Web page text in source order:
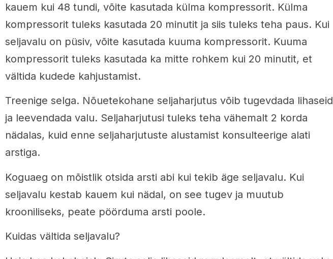
kauem kui 48 tundi, võite kasutada külma kompressorit. Külma
kompressorit tuleks kasutada 20 minutit ja siis tuleks teha paus. Kui
seljavalu on püsiv, võite kasutada kuuma kompressorit. Kuuma
kompressorit tuleks kasutada ka mitte rohkem kui 20 minutit, et
vältida kudede kahjustamist.
Treenige selga. Nõuetekohane seljaharjutus võib tugevdada lihaseid
ja leevendada valu. Seljaharjutusi tuleks teha vähemalt 2 korda
nädalas, kuid enne seljaharjutuste alustamist konsulteerige alati
arstiga.
Koguaeg on mõistlik otsida arsti abi kui tekib äge seljavalu. Kui
seljavalu kestab kauem kui nädal, on see tugev ja muutub
krooniliseks, peate pöörduma arsti poole.
Kuidas vältida seljavalu?